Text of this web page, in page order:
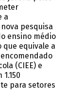
a
pesquisa
ensino médio
que equivale a
(CIEE) e
para setores